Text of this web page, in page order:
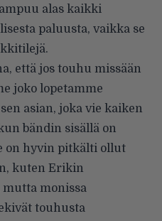
alas kaikki
paluusta, vaikka se
että jos touhu missään
joko lopetamme
asian, joka vie kaiken
bändin sisällä on
on hyvin pitkälti ollut
kuten Erikin
mutta monissa
touhusta